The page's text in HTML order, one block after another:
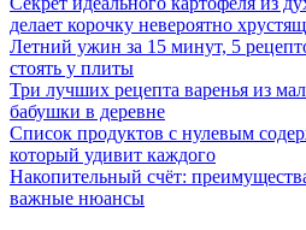
делает корочку невероятно
Летний ужин за 15 минут, 5
стоять у плиты
Три лучших рецепта варенья из
бабушки в деревне
Список продуктов с нулевым
который удивит каждого
Накопительный счёт:
важные нюансы